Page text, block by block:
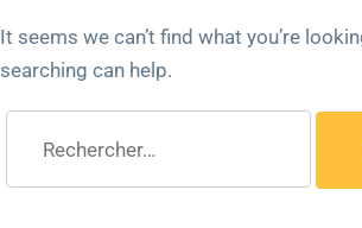
It seems we can’t find what you’re
searching can help.